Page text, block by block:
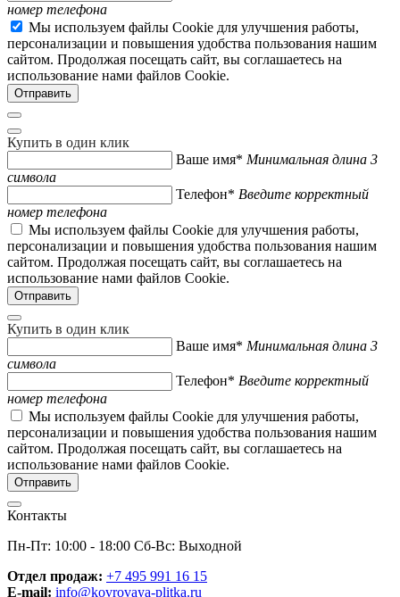
номер телефона
Мы используем файлы Cookie для улучшения работы,
персонализации и повышения удобства пользования нашим
сайтом. Продолжая посещать сайт, вы соглашаетесь на
использование нами файлов Cookie.
Купить в один клик
Ваше имя* Минимальная длина 3
символа
Телефон* Введите корректный
номер телефона
Мы используем файлы Cookie для улучшения работы,
персонализации и повышения удобства пользования нашим
сайтом. Продолжая посещать сайт, вы соглашаетесь на
использование нами файлов Cookie.
Купить в один клик
Ваше имя* Минимальная длина 3
символа
Телефон* Введите корректный
номер телефона
Мы используем файлы Cookie для улучшения работы,
персонализации и повышения удобства пользования нашим
сайтом. Продолжая посещать сайт, вы соглашаетесь на
использование нами файлов Cookie.
Контакты
Пн-Пт: 10:00 - 18:00 Сб-Вс: Выходной
Отдел продаж: +7 495 991 16 15
E-mail: info@kovrovaya-plitka.ru